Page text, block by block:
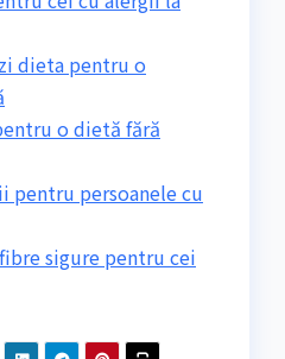
dieta pentru o
o dietă fără
pentru persoanele cu
sigure pentru cei